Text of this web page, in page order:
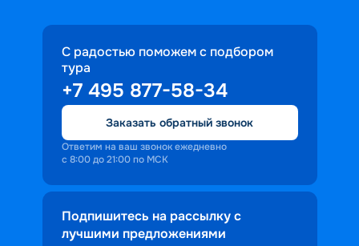
С радостью поможем с подбором
тура
+7 495 877-58-34
Заказать обратный звонок
Ответим на ваш звонок ежедневно
с 8:00 до 21:00 по МСК
Подпишитесь на рассылку с
лучшими предложениями